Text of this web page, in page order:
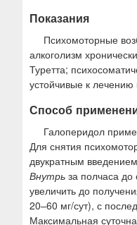
Показания
Психомоторные
алкоголизм
Туретта;
устойчивые к
Способ
Галоперидол
Для снятия
двукратным
Внутрь за полчаса
увеличить до
20–60 мг/сут), с
Максимальная